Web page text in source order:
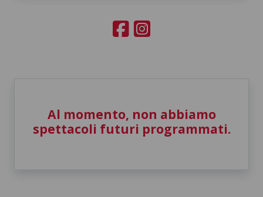
Al momento, non abbiamo
spettacoli futuri programmati.